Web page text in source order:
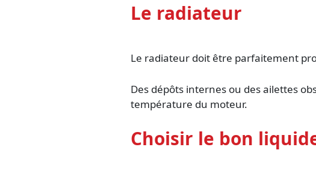
Le radiateur
Le radiateur doit être parfaitement
Des dépôts internes ou des ailettes
température du moteur.
Choisir le bon